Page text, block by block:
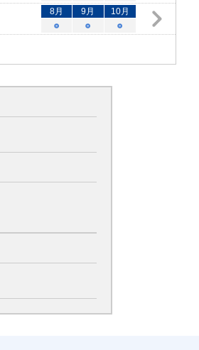
8月 9月 10月
○
○ ○